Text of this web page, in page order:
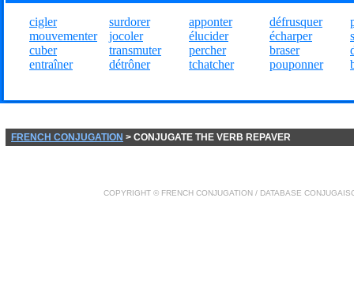
cigler
mouvementer
cuber
entraîner
surdorer
jocoler
transmuter
détrôner
apponter
élucider
percher
tchatcher
défrusquer
écharper
braser
pouponner
FRENCH CONJUGATION > CONJUGATE THE VERB REPAVER
COPYRIGHT © FRENCH CONJUGATION / DATABASE